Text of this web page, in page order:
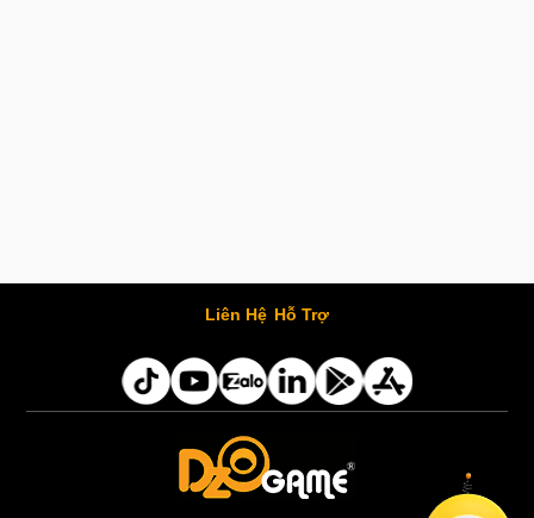
Liên Hệ Hỗ Trợ